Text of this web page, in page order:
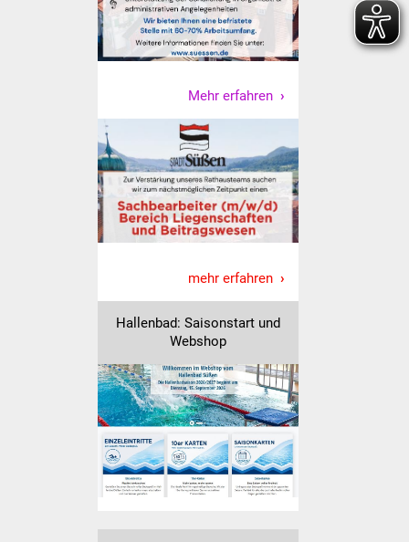
Wirtschaft
Wirtschaftsförderung
Gewerbeimmobilien
IKG Auen
Ausschreibungen
Ausschreibung
Beschränkte
Ausschreibung
Freihändige Vergabe
Mehr erfahren
mehr erfahren
Hallenbad: Saisonstart und
Webshop